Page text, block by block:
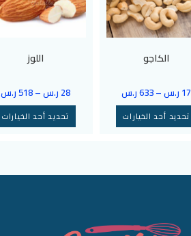
الكاجو
17 ر.س–
633ر.س
تحديد أحد الخيارات
اللوز
28 ر.س–
518ر.س
تحديد أحد الخيارات